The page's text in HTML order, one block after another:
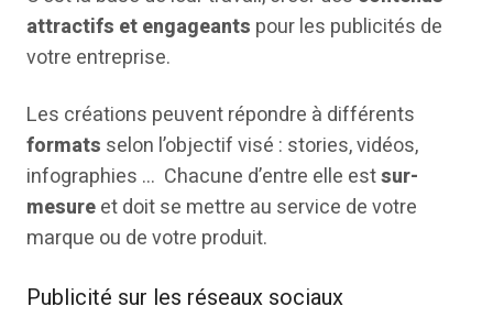
attractifs et engageants pour les publicités de
votre entreprise.
Les créations peuvent répondre à différents
formats selon l’objectif visé : stories, vidéos,
infographies … Chacune d’entre elle estsur-
mesureet doit se mettre au service de votre
marque ou de votre produit.
Publicité sur les réseaux sociaux